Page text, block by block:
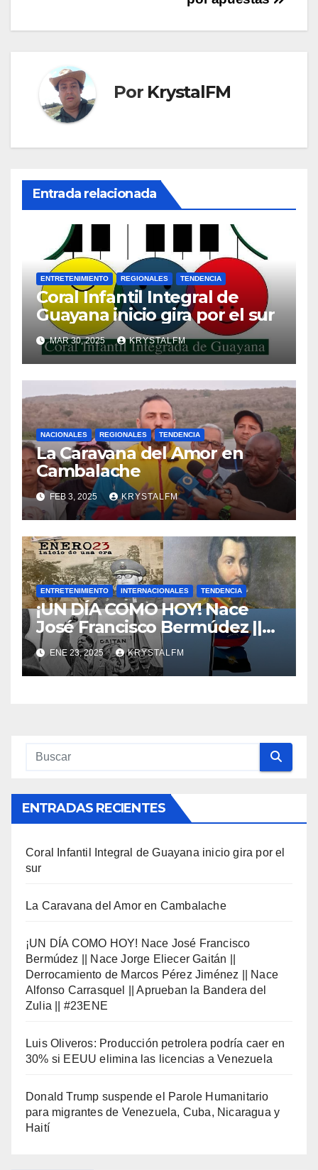
entradas
Por KrystalFM
Entrada relacionada
ENTRETENIMIENTO REGIONALES TENDENCIA
Coral Infantil Integral de
Guayana inicio gira por el sur
MAR 30, 2025 KRYSTALFM
NACIONALES REGIONALES TENDENCIA
La Caravana del Amor en
Cambalache
FEB 3, 2025 KRYSTALFM
ENTRETENIMIENTO INTERNACIONALES TENDENCIA
¡UN DÍA COMO HOY! Nace
José Francisco Bermúdez ||
Nace Jorge Eliecer Gaitán ||
Derrocamiento de Marcos
Pérez Jiménez || Nace
ENE 23, 2025 KRYSTALFM
ENTRADAS RECIENTES
Coral Infantil Integral de Guayana inicio gira por el
sur
La Caravana del Amor en Cambalache
¡UN DÍA COMO HOY! Nace José Francisco
Bermúdez || Nace Jorge Eliecer Gaitán ||
Derrocamiento de Marcos Pérez Jiménez || Nace
Alfonso Carrasquel || Aprueban la Bandera del
Zulia || #23ENE
Luis Oliveros: Producción petrolera podría caer en
30% si EEUU elimina las licencias a Venezuela
Donald Trump suspende el Parole Humanitario
para migrantes de Venezuela, Cuba, Nicaragua y
Haití